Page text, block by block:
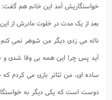
خواستگاریش آمد این خانم هم گفت:
بعد از یک مدت در خلوت مادرش از
ناله می زدی دیگر من شوهر نمی
آید پس چرا این همه بی وفا شدی و
ساده ای، من تئاتر بازی می کردم
دوست است که یکی دیگر به خواستگاری